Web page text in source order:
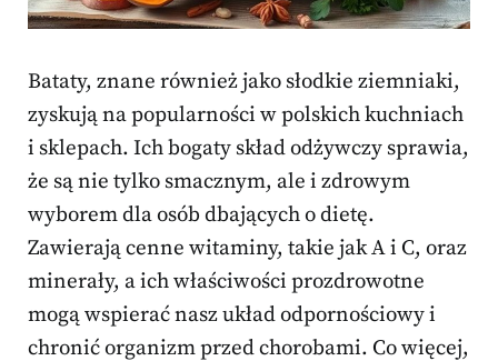
Bataty, znane również jako słodkie ziemniaki,
zyskują na popularności w polskich kuchniach
i sklepach. Ich bogaty skład odżywczy sprawia,
że są nie tylko smacznym, ale i zdrowym
wyborem dla osób dbających o dietę.
Zawierają cenne witaminy, takie jak A i C, oraz
minerały, a ich właściwości prozdrowotne
mogą wspierać nasz układ odpornościowy i
chronić organizm przed chorobami. Co więcej,